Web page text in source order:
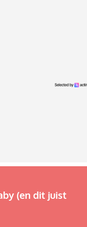
(en dit juist